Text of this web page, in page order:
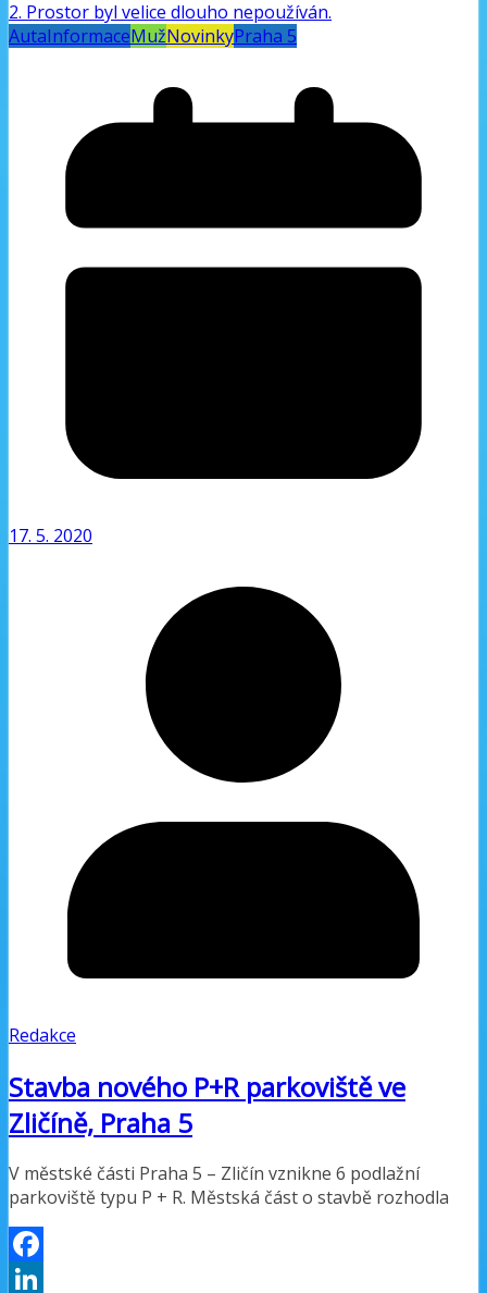
AutaInformaceMužNovinkyPraha 5
17. 5. 2020
Redakce
Stavba nového P+R parkoviště ve
Zličíně, Praha 5
V městské části Praha 5 – Zličín vznikne 6 podlažní
parkoviště typu P + R. Městská část o stavbě rozhodla
Facebook